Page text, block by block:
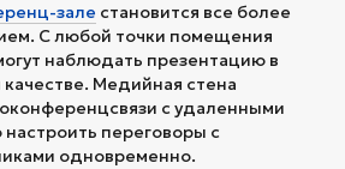
зале становится все более
С любой точки помещения
наблюдать презентацию в
Медийная стена
с удаленными
переговоры с
одновременно.